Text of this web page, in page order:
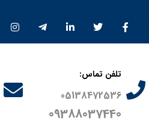
تلفن تماس:
05138472536
09388037440